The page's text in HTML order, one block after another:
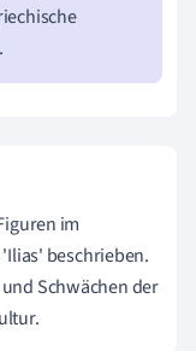
im
beschrieben.
Schwächen der